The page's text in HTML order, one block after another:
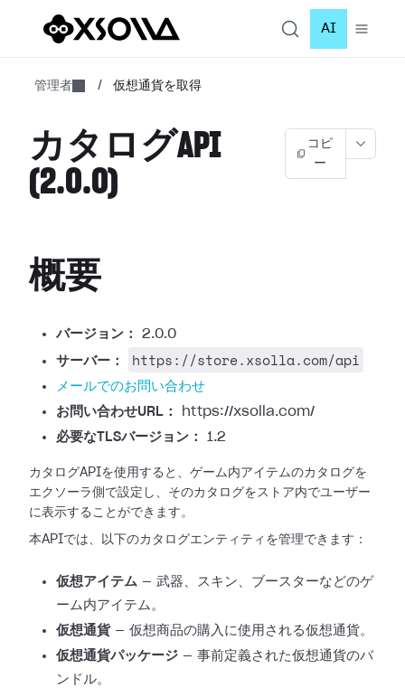
AI
管理者 / 仮想通貨を取得
カタログAPI
(2.0.0)
コピ
ー
概要
バージョン：
2.0.0
サーバー：
https://store.xsolla.com/api
メールでのお問い合わせ
お問い合わせURL：
https://xsolla.com/
必要なTLSバージョン：
1.2
カタログAPIを使用すると、ゲーム内アイテムのカタログを
エクソーラ側で設定し、そのカタログをストア内でユーザー
に表示することができます。
本APIでは、以下のカタログエンティティを管理できます：
仮想アイテム — 武器、スキン、ブースターなどのゲ
ーム内アイテム。
仮想通貨— 仮想商品の購入に使用される仮想通貨。
仮想通貨パッケージ — 事前定義された仮想通貨のバ
ンドル。